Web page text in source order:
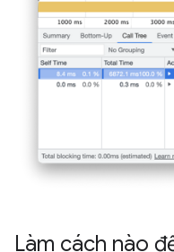
Làm cách nào